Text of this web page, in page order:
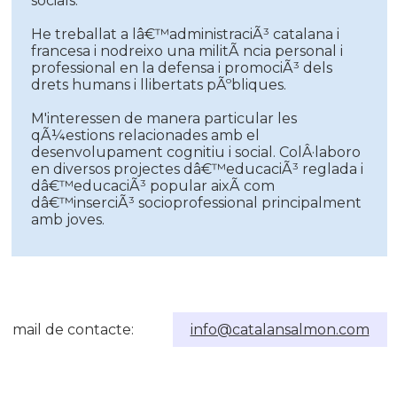
He treballat a lâ€™administraciÃ³ catalana i
francesa i nodreixo una militÃ ncia personal i
professional en la defensa i promociÃ³ dels
drets humans i llibertats pÃºbliques.
M'interessen de manera particular les
qÃ¼estions relacionades amb el
desenvolupament cognitiu i social. ColÂ·laboro
en diversos projectes dâ€™educaciÃ³ reglada i
dâ€™educaciÃ³ popular aixÃ­ com
dâ€™inserciÃ³ socioprofessional principalment
amb joves.
mail de contacte: info@catalansalmon.com